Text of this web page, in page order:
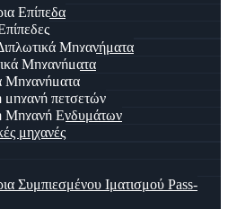
Επίπεδα
Μηχανήματα
Μηχανήματα
Μηχανήματα
μηχανή πετσετών
Μηχανή Ενδυμάτων
μηχανές
Συμπιεσμένου Ιματισμού Pass-